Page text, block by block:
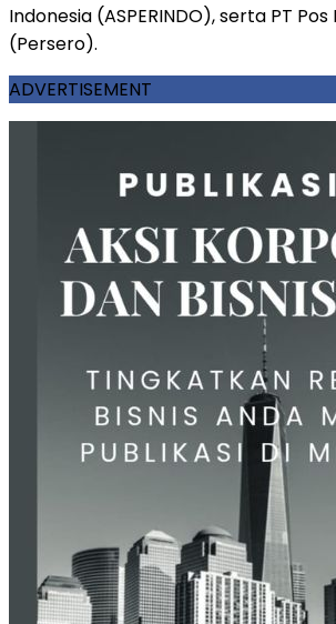
Indonesia (ASPERINDO), serta PT
(Persero).
ADVERTISEMENT